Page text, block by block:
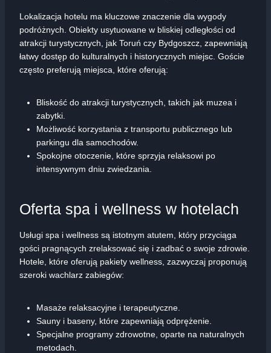
Lokalizacja hotelu ma kluczowe znaczenie dla wygody
podróżnych. Obiekty usytuowane w bliskiej odległości od
atrakcji turystycznych, jak Toruń czy Bydgoszcz, zapewniają
łatwy dostęp do kulturalnych i historycznych miejsc. Goście
często preferują miejsca, które oferują:
Bliskość do atrakcji turystycznych, takich jak muzea i
zabytki.
Możliwość korzystania z transportu publicznego lub
parkingu dla samochodów.
Spokojne otoczenie, które sprzyja relaksowi po
intensywnym dniu zwiedzania.
Oferta spa i wellness w hotelach
Usługi spa i wellness są istotnym atutem, który przyciąga
gości pragnących zrelaksować się i zadbać o swoje zdrowie.
Hotele, które oferują pakiety wellness, zazwyczaj proponują
szeroki wachlarz zabiegów:
Masaże relaksacyjne i terapeutyczne.
Sauny i baseny, które zapewniają odprężenie.
Specjalne programy zdrowotne, oparte na naturalnych
metodach.